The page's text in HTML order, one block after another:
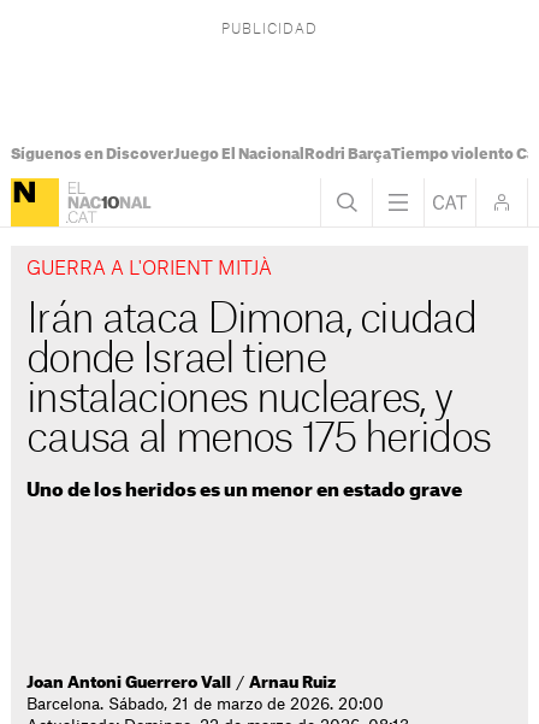
Síguenos en DiscoverJuego El Nacional Rodri BarçaTiempo violento
GUERRA A L'ORIENT MITJÀ
Irán ataca Dimona, ciudad
donde Israel tiene
instalaciones nucleares, y
causa al menos 175 heridos
Uno de los heridos es un menor en estado grave
Joan Antoni Guerrero Vall /Arnau Ruiz
Barcelona. Sábado, 21 de marzo de 2026. 20:00